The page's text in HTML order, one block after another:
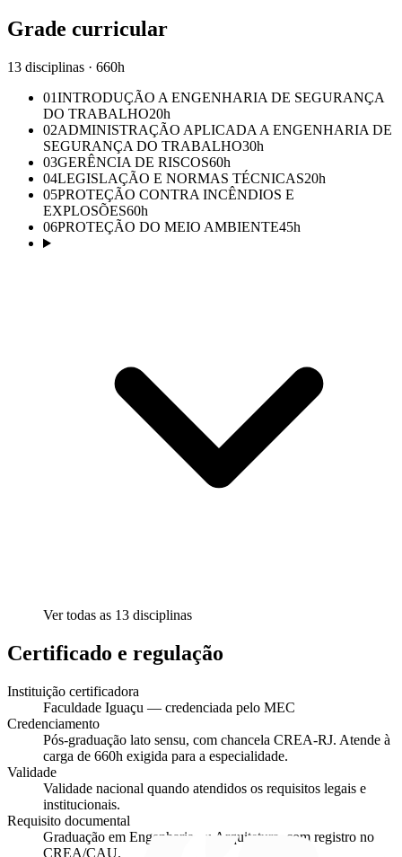
Grade curricular
13 disciplinas · 660h
01INTRODUÇÃO A ENGENHARIA DE SEGURANÇA
DO TRABALHO20h
02ADMINISTRAÇÃO APLICADA A ENGENHARIA DE
SEGURANÇA DO TRABALHO30h
03GERÊNCIA DE RISCOS60h
04LEGISLAÇÃO E NORMAS TÉCNICAS20h
05PROTEÇÃO CONTRA INCÊNDIOS E
EXPLOSÕES60h
06PROTEÇÃO DO MEIO AMBIENTE45h
Ver todas as 13 disciplinas
Certificado e regulação
Instituição certificadora
Faculdade Iguaçu — credenciada pelo MEC
Credenciamento
Pós-graduação lato sensu, com chancela CREA-RJ. Atende à
carga de 660h exigida para a especialidade.
Validade
Validade nacional quando atendidos os requisitos legais e
institucionais.
Requisito documental
Graduação em Engenharia ou Arquitetura, com registro no
CREA/CAU.